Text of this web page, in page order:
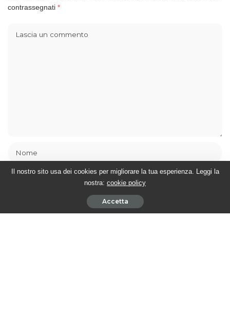
contrassegnati *
Il nostro sito usa dei cookies per migliorare la tua esperienza. Leggi la
nostra: cookie policy
Accetta